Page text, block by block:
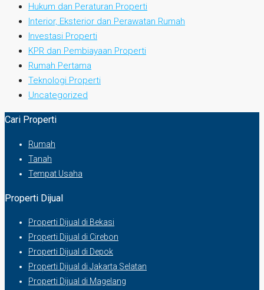
Hukum dan Peraturan Properti
Interior, Eksterior dan Perawatan Rumah
Investasi Properti
KPR dan Pembiayaan Properti
Rumah Pertama
Teknologi Properti
Uncategorized
Cari Properti
Rumah
Tanah
Tempat Usaha
Properti Dijual
Properti Dijual di Bekasi
Properti Dijual di Cirebon
Properti Dijual di Depok
Properti Dijual di Jakarta Selatan
Properti Dijual di Magelang